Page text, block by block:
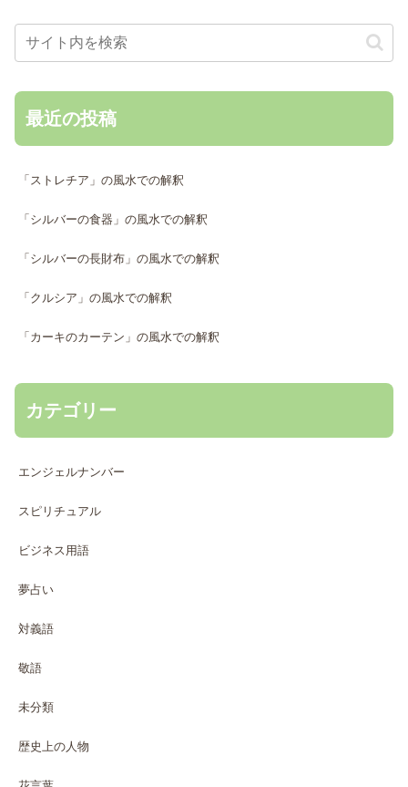
最近の投稿
「ストレチア」の風水での解釈
「シルバーの食器」の風水での解釈
「シルバーの長財布」の風水での解釈
「クルシア」の風水での解釈
「カーキのカーテン」の風水での解釈
カテゴリー
エンジェルナンバー
スピリチュアル
ビジネス用語
夢占い
対義語
敬語
未分類
歴史上の人物